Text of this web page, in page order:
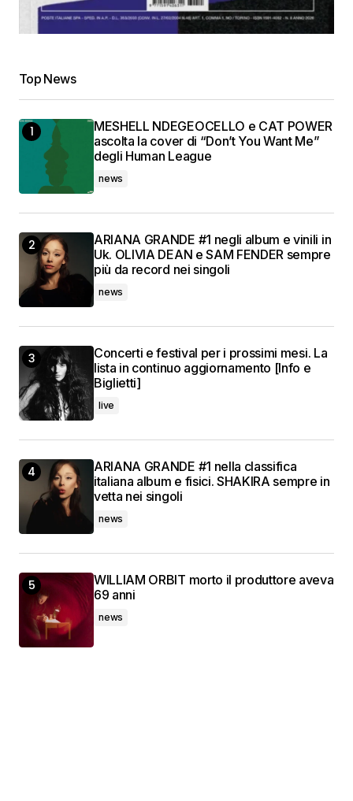
Top News
MESHELL NDEGEOCELLO e CAT POWER
ascolta la cover di “Don’t You Want Me”
degli Human League
news
ARIANA GRANDE #1 negli album e vinili in
Uk. OLIVIA DEAN e SAM FENDER sempre
più da record nei singoli
news
Concerti e festival per i prossimi mesi. La
lista in continuo aggiornamento [Info e
Biglietti]
live
ARIANA GRANDE #1 nella classifica
italiana album e fisici. SHAKIRA sempre in
vetta nei singoli
news
WILLIAM ORBIT morto il produttore aveva
69 anni
news